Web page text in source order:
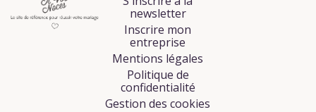
newsletter
Inscrire mon
entreprise
Mentions légales
Politique de
confidentialité
Gestion des cookies